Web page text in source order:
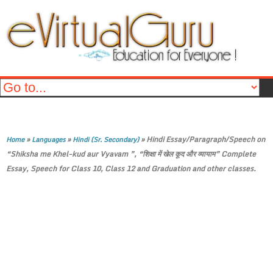
Home»Languages»Hindi (Sr. Secondary)»Hindi Essay/Paragraph/Speech on
“Shiksha me Khel-kud aur Vyavam ”, “शिक्षा में खेल कूद और व्यायाम” Complete
Essay, Speech for Class 10, Class 12 and Graduation and other classes.